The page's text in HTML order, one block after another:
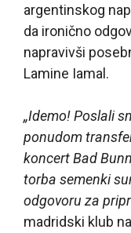
argentinskog
da ironično
napravivši
Lamine Iamal.
„Idemo! Poslali
ponudom
koncert Bad
torba semenki
odgovoru za
madridski klub